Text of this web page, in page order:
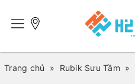
Trang chủ » Rubik Sưu Tầm »